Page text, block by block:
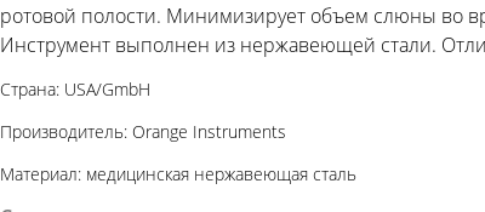
ротовой полости. Минимизирует объем слюны во
Инструмент выполнен из нержавеющей стали.
Страна: USA/GmbH
Производитель: Orange Instruments
Материал: медицинская нержавеющая сталь